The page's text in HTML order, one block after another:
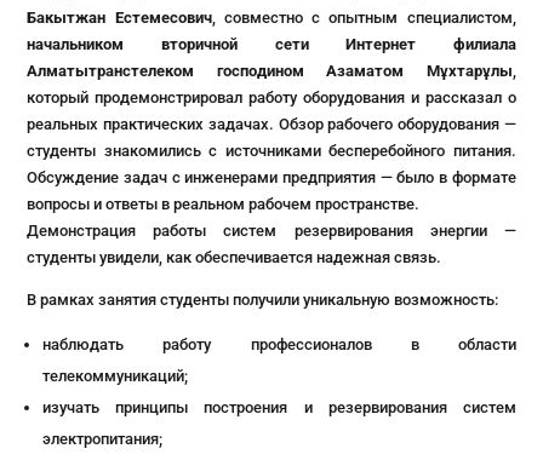
Бакытжан Естемесович, совместно с опытным специалистом,
начальником вторичной сети Интернет филиала
Алматытранстелеком господином Азаматом Мұхтарұлы,
который продемонстрировал работу оборудования и рассказал о
реальных практических задачах. Обзор рабочего оборудования —
студенты знакомились с источниками бесперебойного питания.
Обсуждение задач с инженерами предприятия — было в формате
вопросы и ответы в реальном рабочем пространстве.
Демонстрация работы систем резервирования энергии —
студенты увидели, как обеспечивается надежная связь.
В рамках занятия студенты получили уникальную возможность:
наблюдать работу профессионалов в области
телекоммуникаций;
изучать принципы построения и резервирования систем
электропитания;